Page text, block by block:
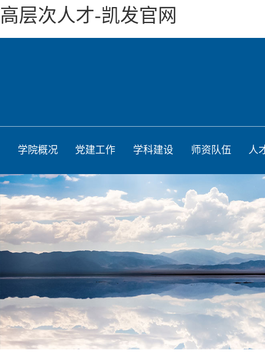
高层次人才-凯发官网
学院概况 党建工作 学科建设 师资队伍 人